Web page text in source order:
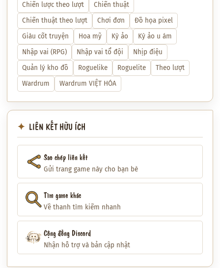
Chiến lược theo lượt
Chiến thuật
Chiến thuật theo lượt
Chơi đơn
Đồ họa pixel
Giàu cốt truyện
Hoa mỹ Kỳ ảo
Kỳ ảo u ám
Nhập vai (RPG)
Nhập vai tổ đội
Nhịp điệu
Quản lý kho đồ
Roguelike Roguelite
Theo lượt
Wardrum
Wardrum VIỆT HÓA
LIÊN KẾT HỮU ÍCH
Sao chép liên kết
Gửi trang game này cho bạn bè
Tìm game khác
Về thanh tìm kiếm nhanh
Cộng đồng Discord
Nhận hỗ trợ và bản cập nhật